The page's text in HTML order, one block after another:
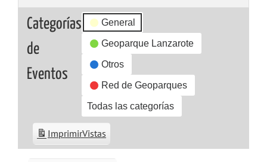
Categorías
de
Eventos
General
Geoparque Lanzarote
Otros
Red de Geoparques
Todas las categorías
ImprimirVistas